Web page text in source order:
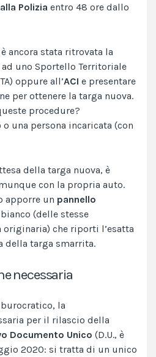
Polizia entro 48 ore dallo
ancora stata ritrovata la
uno Sportello Territoriale
oppure all’ACI e presentare
per ottenere la targa nuova.
procedure?
o una persona incaricata (con
della targa nuova, è
con la propria auto.
apporre un pannello
(delle stesse
che riporti l’esatta
della targa smarrita.
necessaria
la
per il rilascio della
Documento Unico (D.U., è
2020: si tratta di un unico